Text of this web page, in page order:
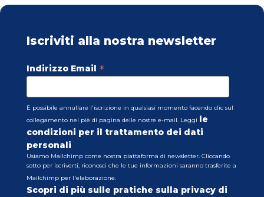
Iscriviti alla nostra newsletter
Indirizzo Email *
È possibile annullare l'iscrizione in qualsiasi momento facendo clic sul
collegamento nel piè di pagina delle nostre e-mail. Leggi le
condizioni per il trattamento dei dati
personali
Usiamo Mailchimp come nostra piattaforma di newsletter. Cliccando
sotto per iscriverti, riconosci che le tue informazioni saranno trasferite a
Mailchimp per l'elaborazione.
Scopri di più sulle pratiche sulla privacy di